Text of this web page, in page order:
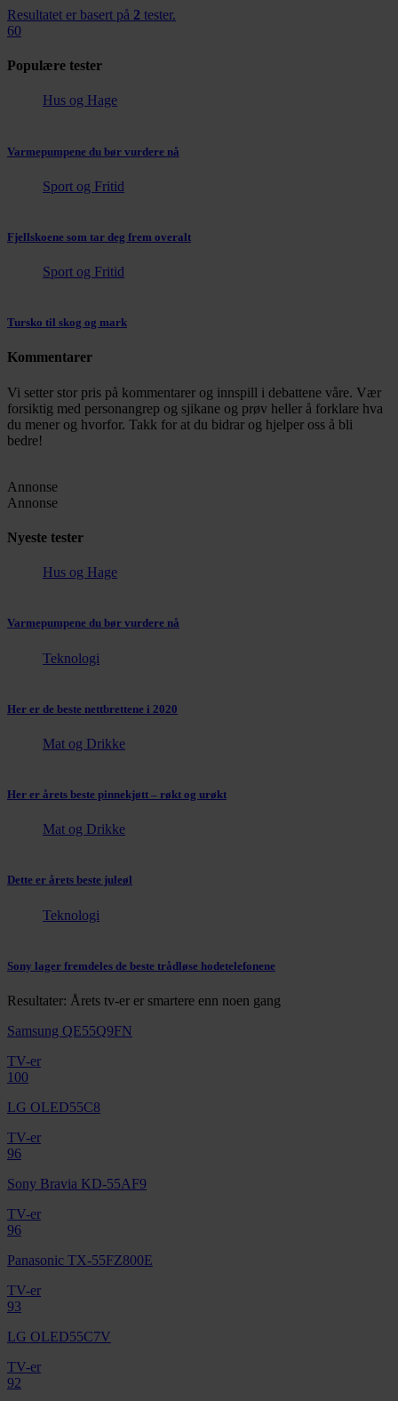
Resultatet er basert på 2 tester.
60
Populære tester
Hus og Hage
Varmepumpene du bør vurdere nå
Sport og Fritid
Fjellskoene som tar deg frem overalt
Sport og Fritid
Tursko til skog og mark
Kommentarer
Vi setter stor pris på kommentarer og innspill i debattene våre. Vær
forsiktig med personangrep og sjikane og prøv heller å forklare hva
du mener og hvorfor. Takk for at du bidrar og hjelper oss å bli
bedre!
Annonse
Annonse
Nyeste tester
Hus og Hage
Varmepumpene du bør vurdere nå
Teknologi
Her er de beste nettbrettene i 2020
Mat og Drikke
Her er årets beste pinnekjøtt – røkt og urøkt
Mat og Drikke
Dette er årets beste juleøl
Teknologi
Sony lager fremdeles de beste trådløse hodetelefonene
Resultater: Årets tv-er er smartere enn noen gang
Samsung QE55Q9FN
TV-er
100
LG OLED55C8
TV-er
96
Sony Bravia KD-55AF9
TV-er
96
Panasonic TX-55FZ800E
TV-er
93
LG OLED55C7V
TV-er
92